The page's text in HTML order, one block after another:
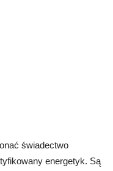
świadectwo
energetyk. Są